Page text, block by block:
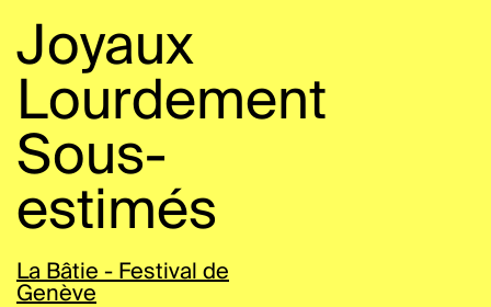
Joyaux
Lourdement
Sous-
estimés
La Bâtie - Festival de
Genève